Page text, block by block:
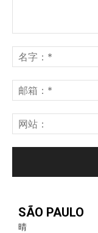
SÃO PAULO
晴